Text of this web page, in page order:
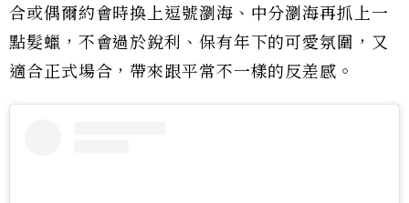
合或偶爾約會時換上逗號瀏海、中分瀏海再抓上一
點髮蠟，不會過於銳利、保有年下的可愛氛圍，又
適合正式場合，帶來跟平常不一樣的反差感。